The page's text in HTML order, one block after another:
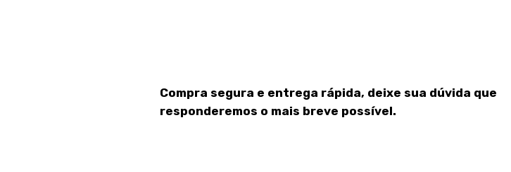
Compra segura e entrega rápida, deixe sua dúvida que
responderemos o mais breve possível.